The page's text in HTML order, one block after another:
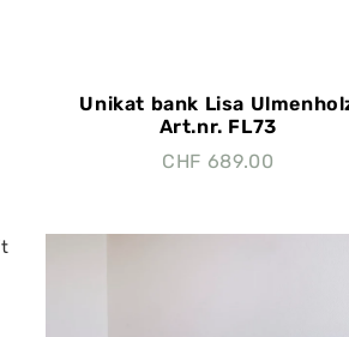
Unikat bank Lisa
Art.nr. FL73
CHF 689.00